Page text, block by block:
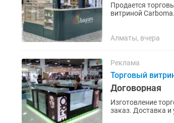
Продается
витриной Carboma. ✅ Состояние островка — как новый. ✅ Витрина в отличном состоянии,
Алматы, вчера
Реклама
Торговый
Договорная
Изготовление
заказ. Доставка и